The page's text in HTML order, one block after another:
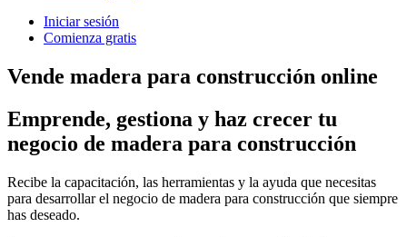
Iniciar sesión
Comienza gratis
Vende madera para construcción online
Emprende, gestiona y haz crecer tu
negocio de madera para construcción
Recibe la capacitación, las herramientas y la ayuda que necesitas
para desarrollar el negocio de madera para construcción que siempre
has deseado.